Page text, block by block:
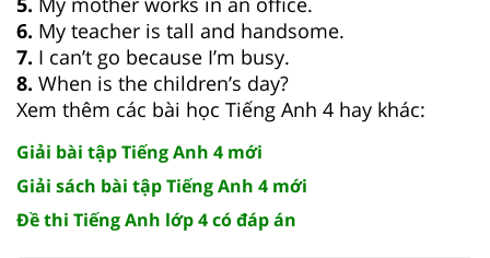
6. My teacher is tall and handsome.
7. I can’t go because I’m busy.
8. When is the children’s day?
Xem thêm các bài học Tiếng Anh 4 hay khác:
Giải bài tập Tiếng Anh 4 mới
Giải sách bài tập Tiếng Anh 4 mới
Đề thi Tiếng Anh lớp 4 có đáp án